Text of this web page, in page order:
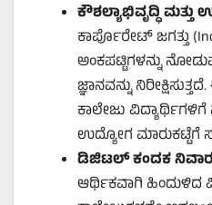
ಕೌಶಲ್ಯಾಭಿವೃದ್ಧಿ ಮತ್ತು
ಕಾರ್ಪೊರೇಟ್ ಜಗತ್ತು
ಅಂಕಪಟ್ಟಿಗಳನ್ನು
ಜ್ಞಾನವನ್ನು
ಕಾಲೇಜು
ಉದ್ಯೋಗ ಮಾರುಕಟ್ಟೆಗೆ
ಡಿಜಿಟಲ್ ಕಂದಕ
ಆರ್ಥಿಕವಾಗಿ ಹಿಂದುಳಿದ